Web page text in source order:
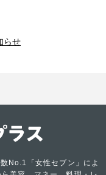
らせ
No.1「女性セブン」によ